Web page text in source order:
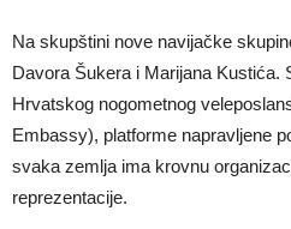
Na skupštini nove navijačke
Davora Šukera i Marijana Kustića.
Hrvatskog nogometnog
Embassy), platforme napravljene
svaka zemlja ima krovnu
reprezentacije.